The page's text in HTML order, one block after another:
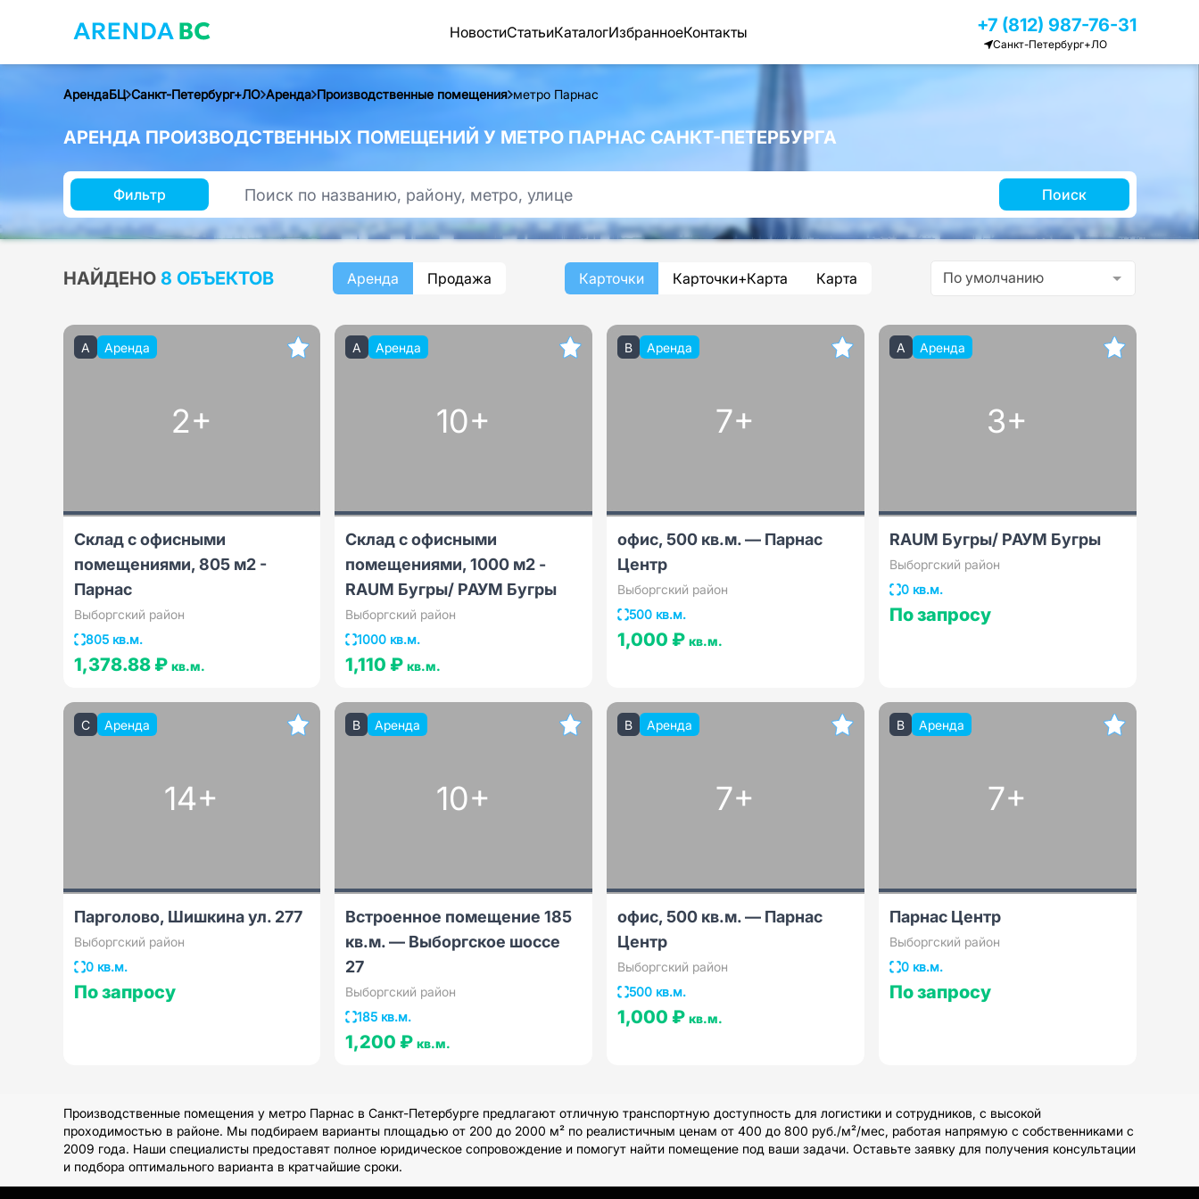
НовостиСтатьиКаталогИзбранноеКонтакты +7 (812) 987-76-31
Санкт-Петербург+ЛО
АрендаБЦ Санкт-Петербург+ЛО Аренда Производственные помещения метро Парнас
АРЕНДА ПРОИЗВОДСТВЕННЫХ ПОМЕЩЕНИЙ У МЕТРО ПАРНАС САНКТ-ПЕТЕРБУРГА
Фильтр Поиск
НАЙДЕНО 8 ОБЪЕКТОВ Аренда Продажа Карточки Карточки+Карта Карта По умолчанию
A Аренда
2+
Склад с офисными
помещениями, 805 м2 -
Парнас
Выборгский район
805 кв.м.
1,378.88 ₽ кв.м.
A Аренда
10+
Склад с офисными
помещениями, 1000 м2 -
RAUM Бугры/ РАУМ Бугры
Выборгский район
1000 кв.м.
1,110 ₽кв.м.
B Аренда
7+
офис, 500 кв.м. — Парнас
Центр
Выборгский район
500 кв.м.
1,000 ₽ кв.м.
A Аренда
3+
RAUM Бугры/ РАУМ Бугры
Выборгский район
0 кв.м.
По запросу
C Аренда
14+
Парголово, Шишкина ул. 277
Выборгский район
0 кв.м.
По запросу
B Аренда
10+
Встроенное помещение 185
кв.м. — Выборгское шоссе
27
Выборгский район
185 кв.м.
1,200 ₽кв.м.
B Аренда
7+
офис, 500 кв.м. — Парнас
Центр
Выборгский район
500 кв.м.
1,000 ₽ кв.м.
B Аренда
7+
Парнас Центр
Выборгский район
0 кв.м.
По запросу
Производственные помещения у метро Парнас в Санкт-Петербурге предлагают отличную транспортную доступность для логистики и сотрудников, с высокой
проходимостью в районе. Мы подбираем варианты площадью от 200 до 2000 м² по реалистичным ценам от 400 до 800 руб./м²/мес, работая напрямую с собственниками с
2009 года. Наши специалисты предоставят полное юридическое сопровождение и помогут найти помещение под ваши задачи. Оставьте заявку для получения консультации
и подбора оптимального варианта в кратчайшие сроки.